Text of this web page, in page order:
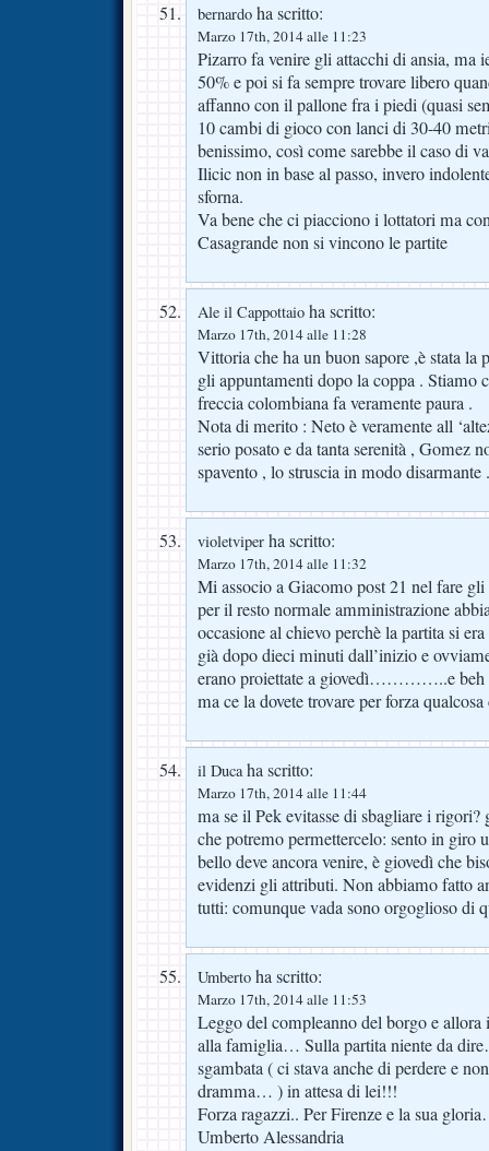
bernardo ha scritto:
Marzo 17th, 2014 alle 11:23
Pizarro fa venire gli attacchi di ansia, ma
50% e poi si fa sempre trovare libero
affanno con il pallone fra i piedi (quasi
10 cambi di gioco con lanci di 30-40
benissimo, così come sarebbe il caso di
Ilicic non in base al passo, invero
sforna.
Va bene che ci piacciono i lottatori ma
Casagrande non si vincono le partite
Ale il Cappottaio ha scritto:
Marzo 17th, 2014 alle 11:28
Vittoria che ha un buon sapore ,è stata la
gli appuntamenti dopo la coppa . Stiamo
freccia colombiana fa veramente paura .
Nota di merito : Neto è veramente all
serio posato e da tanta serenità , Gomez
spavento , lo struscia in modo disarmante .
violetviper ha scritto:
Marzo 17th, 2014 alle 11:32
Mi associo a Giacomo post 21 nel fare
per il resto normale amministrazione
occasione al chievo perchè la partita si
già dopo dieci minuti dall’inizio e
erano proiettate a giovedì…………..e
ma ce la dovete trovare per forza
il Ducaha scritto:
Marzo 17th, 2014 alle 11:44
ma se il Pek evitasse di sbagliare i
che potremo permettercelo: sento in giro
bello deve ancora venire, è giovedì che
evidenzi gli attributi. Non abbiamo fatto
tutti: comunque vada sono orgoglioso di
Umberto ha scritto:
Marzo 17th, 2014 alle 11:53
Leggo del compleanno del borgo e
alla famiglia… Sulla partita niente da
sgambata ( ci stava anche di perdere e
dramma… ) in attesa di lei!!!
Forza ragazzi.. Per Firenze e la sua
Umberto Alessandria